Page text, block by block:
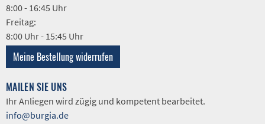
8:00 - 16:45 Uhr
Freitag:
8:00 Uhr - 15:45 Uhr
Meine Bestellung widerrufen
MAILEN SIE UNS
Ihr Anliegen wird zügig und kompetent bearbeitet.
info@burgia.de